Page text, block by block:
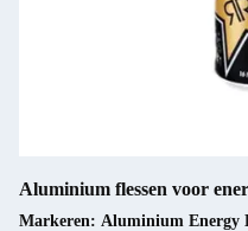
Aluminium flessen voor
Markeren: Aluminium Energy